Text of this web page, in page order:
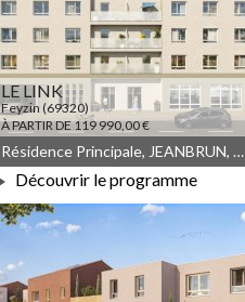
LE LINK
Feyzin (69320)
À PARTIR DE 119 990,00 €
À PARTIR DE 119 990,00 €
Résidence Principale, JEANBRUN, Meublé non géré, Droit commun
Découvrir le programme